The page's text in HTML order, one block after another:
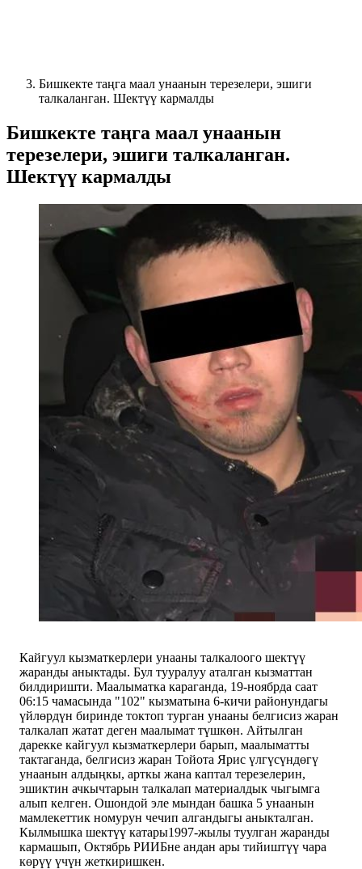
Бишкекте таңга маал унаанын терезелери, эшиги
талкаланган. Шектүү кармалды
Бишкекте таңга маал унаанын
терезелери, эшиги талкаланган.
Шектүү кармалды
Кайгуул кызматкерлери унааны талкалоого шектүү
жаранды аныктады. Бул тууралуу аталган кызматтан
билдиришти. Маалыматка караганда, 19-ноябрда саат
06:15 чамасында "102" кызматына 6-кичи районундагы
үйлөрдүн биринде токтоп турган унааны белгисиз жаран
талкалап жатат деген маалымат түшкөн. Айтылган
дарекке кайгуул кызматкерлери барып, маалыматты
тактаганда, белгисиз жаран Тойота Ярис үлгүсүндөгү
унаанын алдыңкы, арткы жана каптал терезелерин,
эшиктин ачкычтарын талкалап материалдык чыгымга
алып келген. Ошондой эле мындан башка 5 унаанын
мамлекеттик номурун чечип алгандыгы аныкталган.
Кылмышка шектүү катары1997-жылы туулган жаранды
кармашып, Октябрь РИИБне андан ары тийиштүү чара
көрүү үчүн жеткиришкен.